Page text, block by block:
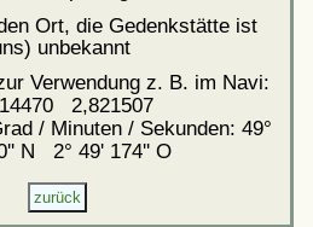
Ort, die Gedenkstätte ist
unbekannt
Verwendung z. B. im Navi:
2,821507
/ Minuten / Sekunden: 49°
N 2° 49' 174'' O